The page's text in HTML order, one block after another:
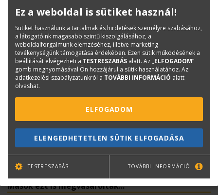
Kiadás éve:
2001
Könyv nyelve:
Kötészet:
kartonált, ragasztókötött
Kérdése van?
Bernáth Klára
Könyvesboltvezető
konyvrendeles@terc.hu
+36 70 670 5194
Mások ezt is megvásárolták...
Ez a weboldal is sütiket használ!
Sütiket használunk a tartalmak és hirdetések személyre szabásához,
a látogatóink magasabb szintű kiszolgálásához, a
weboldalforgalmunk elemzéséhez, illetve marketing
tevékenységünk támogatása érdekében. Ezen sütik működésének a
beállítását elvégezheti a TESTRESZABÁS alatt. Az „ELFOGADOM”
gomb megnyomásával Ön hozzájárul a sütik használatához. Az
adatkezelési szabályzatunkról a TOVÁBBI INFORMÁCIÓ alatt
olvashat.
ELFOGADOM
ELENGEDHETETLEN SÜTIK ELFOGADÁSA
TESTRESZABÁS TOVÁBBI INFORMÁCIÓ